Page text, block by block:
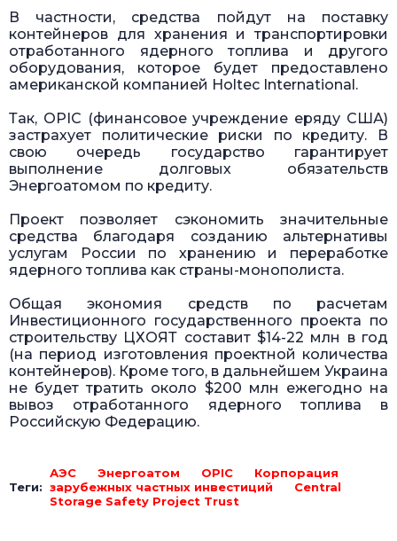
В частности, средства пойдут на поставку
контейнеров для хранения и транспортировки
отработанного ядерного топлива и другого
оборудования, которое будет предоставлено
американской компанией Holtec International.
Так, OPIC (финансовое учреждение eряду США)
застрахует политические риски по кредиту. В
свою очередь государство гарантирует
выполнение долговых обязательств
Энергоатомом по кредиту.
Проект позволяет сэкономить значительные
средства благодаря созданию альтернативы
услугам России по хранению и переработке
ядерного топлива как страны-монополиста.
Общая экономия средств по расчетам
Инвестиционного государственного проекта по
строительству ЦХОЯТ составит $14-22 млн в год
(на период изготовления проектной количества
контейнеров). Кроме того, в дальнейшем Украина
не будет тратить около $200 млн ежегодно на
вывоз отработанного ядерного топлива в
Российскую Федерацию.
Теги:
АЭС Энергоатом OPIC
Корпорация
зарубежных частных инвестиций
Central
Storage Safety Project Trust